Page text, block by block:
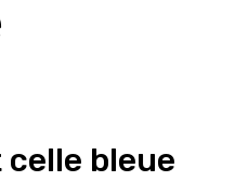
celle bleue